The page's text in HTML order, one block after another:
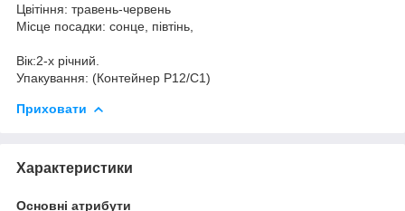
Цвітіння: травень-червень
Місце посадки: сонце, півтінь,
Вік:2-х річний.
Упакування: (Контейнер P12/C1)
Приховати
Характеристики
Основні атрибути